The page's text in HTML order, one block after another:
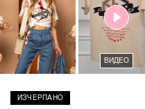
ВИДЕО
ИЗЧЕРПАНО